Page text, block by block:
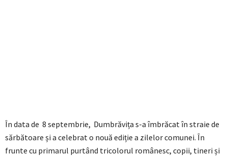
În data de 8 septembrie, Dumbrăvița s-a îmbrăcat în straie de
sărbătoare și a celebrat o nouă ediție a zilelor comunei. În
frunte cu primarul purtând tricolorul românesc, copii, tineri și